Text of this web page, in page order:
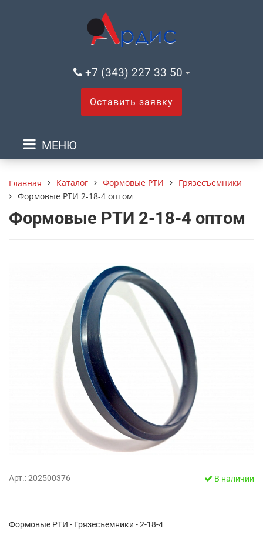
+7 (343) 227 33 50
Оставить заявку
МЕНЮ
Главная Каталог Формовые РТИ
Грязесъемники
Формовые РТИ 2-18-4 оптом
Формовые РТИ 2-18-4 оптом
Арт.: 202500376 В наличии
Формовые РТИ - Грязесъемники - 2-18-4